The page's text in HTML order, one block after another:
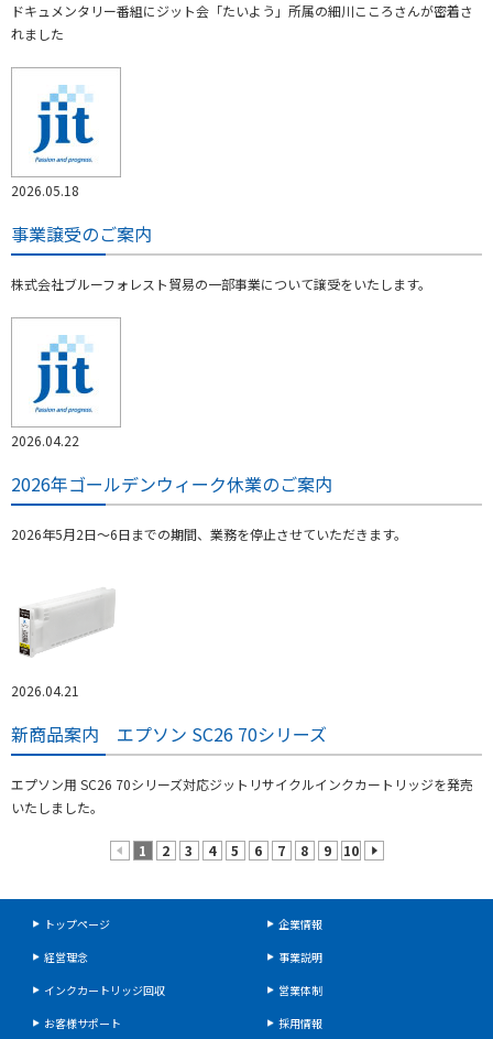
ドキュメンタリー番組にジット会「たいよう」所属の細川こころさんが密着さ
れました
2026.05.18
事業譲受のご案内
株式会社ブルーフォレスト貿易の一部事業について譲受をいたします。
2026.04.22
2026年ゴールデンウィーク休業のご案内
2026年5月2日～6日までの期間、業務を停止させていただきます。
2026.04.21
新商品案内 エプソン SC26 70シリーズ
エプソン用 SC26 70シリーズ対応ジットリサイクルインクカートリッジを発売
いたしました。
1 2 3 4 5 6 7 8 9
10
トップページ
企業情報
経営理念
事業説明
インクカートリッジ回収
営業体制
お客様サポート
採用情報